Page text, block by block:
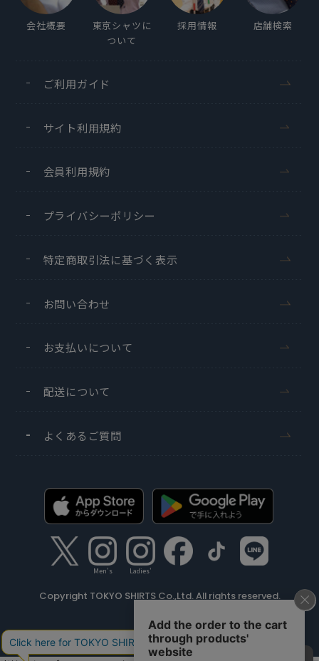
会社概要
東京シャツに
ついて
採用情報 店舗検索
ご利用ガイド
サイト利用規約
会員利用規約
プライバシーポリシー
特定商取引法に基づく表示
お問い合わせ
お支払いについて
配送について
よくあるご質問
Men's Ladies'
Copyright TOKYO SHIRTS Co.,Ltd. All rights reserved.